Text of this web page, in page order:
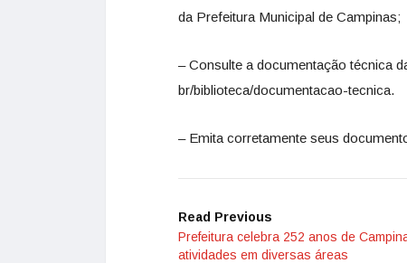
da Prefeitura Municipal de Campinas;
– Consulte a documentação técnica
br/biblioteca/documentacao-tecnica.
– Emita corretamente seus
Read Previous
Prefeitura celebra 252 anos de
atividades em diversas áreas